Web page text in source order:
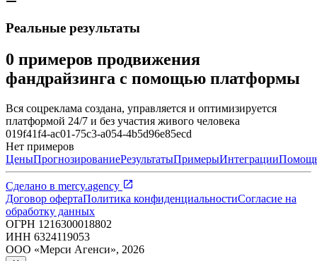
Реальные результаты
0 примеров продвижения
фандрайзинга с помощью платформы
Вся соцреклама создана, управляется и оптимизируется
платформой 24/7 и без участия живого человека
019f41f4-ac01-75c3-a054-4b5d96e85ecd
Нет примеров
ЦеныПрогнозированиеРезультатыПримерыИнтеграции
Сделано в mercy.agency
Договор офертаПолитика конфиденциальностиСогласие на
обработку данных
ОГРН 1216300018802
ИНН 6324119053
ООО «Мерси Агенси», 2026